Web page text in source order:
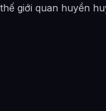
giới quan huyền